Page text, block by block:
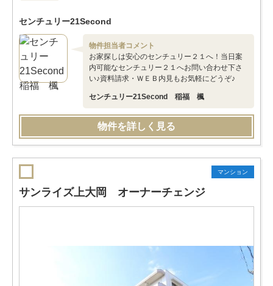
センチュリー21Second
物件担当者コメント
お家探しは安心のセンチュリー２１へ！当日案
内可能なセンチュリー２１へお問い合わせ下さ
い♪資料請求・ＷＥＢ内見もお気軽にどうぞ♪
センチュリー21Second 稲福 楓
物件を詳しく見る
マンション
サンライズ上大岡 オーナーチェンジ